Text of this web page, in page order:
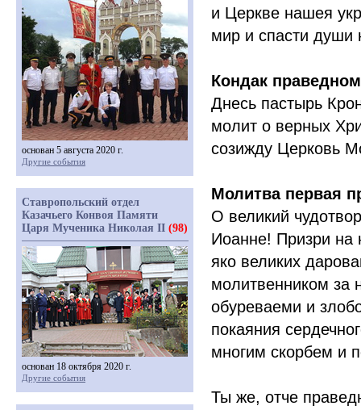
и Церкве нашея
мир и спасти души
Кондак
Днесь пастырь
молит о верных
созижду Церковь
Молитва первая
О великий
Иоанне! Призри на
яко великих
молитвенником за
обуреваеми и
покаяния
многим скорбем и
Ты же, отче
основан 5 августа 2020 г.
Другие события
Ставропольский отдел
Казачьего Конвоя Памяти
Царя Мученика Николая II (98)
основан 18 октября 2020 г.
Другие события